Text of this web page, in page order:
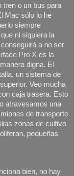
tren o un bus para
Mac sólo lo he
siempre
ni siquiera la
a no ser
Pro X es la
digna. El
un sistema de
Veo mucha
caja trasera. Esto
atravesamos una
de transporte
zonas de cultivo
pequeñas
bien, no hay